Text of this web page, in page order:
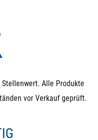
Alle Produkte
vor Verkauf geprüft.